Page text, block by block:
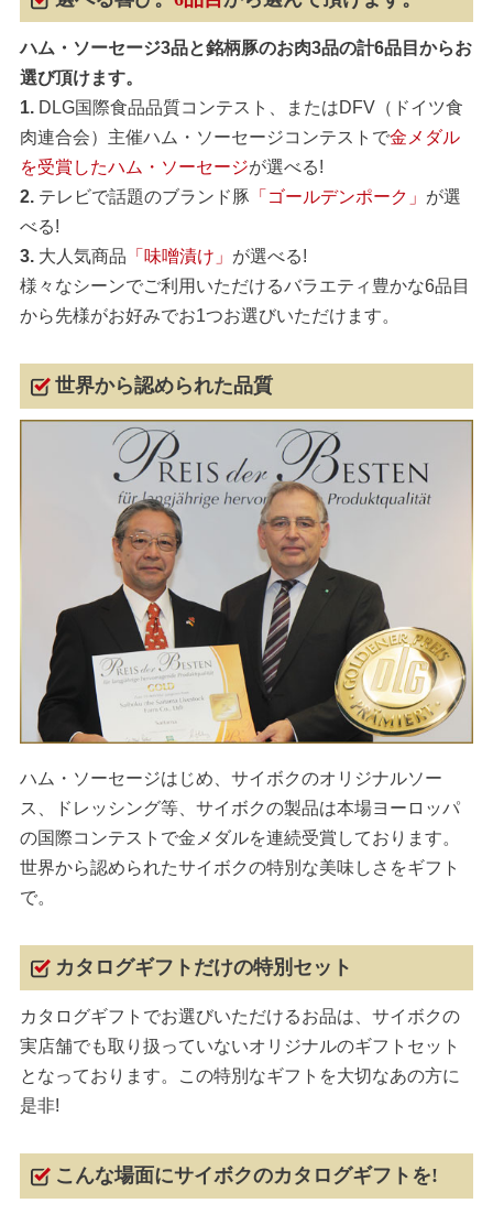
ハム・ソーセージ3品と銘柄豚のお肉3品の計6品目からお
選び頂けます。
1. DLG国際食品品質コンテスト、またはDFV（ドイツ食
肉連合会）主催ハム・ソーセージコンテストで金メダル
を受賞したハム・ソーセージが選べる!
2. テレビで話題のブランド豚 「ゴールデンポーク」 が選
べる!
3. 大人気商品 「味噌漬け」 が選べる!
様々なシーンでご利用いただけるバラエティ豊かな6品目
から先様がお好みでお1つお選びいただけます。
世界から認められた品質
ハム・ソーセージはじめ、サイボクのオリジナルソー
ス、ドレッシング等、サイボクの製品は本場ヨーロッパ
の国際コンテストで金メダルを連続受賞しております。
世界から認められたサイボクの特別な美味しさをギフト
で。
カタログギフトだけの特別セット
カタログギフトでお選びいただけるお品は、サイボクの
実店舗でも取り扱っていないオリジナルのギフトセット
となっております。この特別なギフトを大切なあの方に
是非!
こんな場面にサイボクのカタログギフトを!